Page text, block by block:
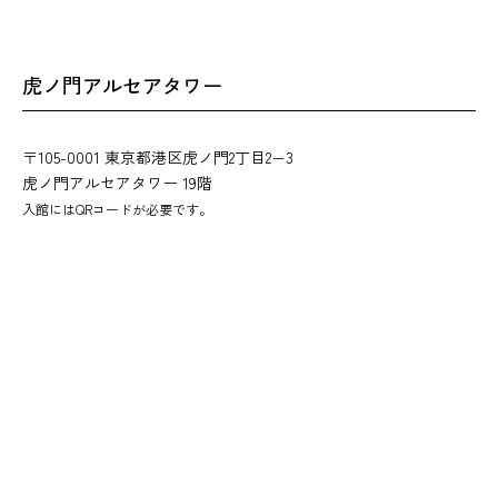
虎ノ門アルセアタワー
〒105-0001 東京都港区虎ノ門2丁目2−3
虎ノ門アルセアタワー 19階
入館にはQRコードが必要です。